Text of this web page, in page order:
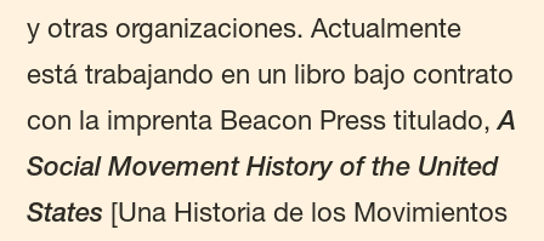
y otras organizaciones. Actualmente
está trabajando en un libro bajo contrato
con la imprenta Beacon Press titulado,A
Social Movement History of the United
States [Una Historia de los Movimientos